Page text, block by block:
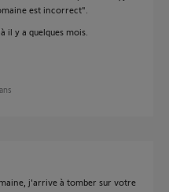
est incorrect".
il y a quelques mois.
j'arrive à tomber sur votre